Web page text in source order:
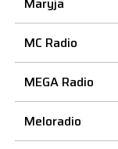
MC Radio
MEGA Radio
Meloradio